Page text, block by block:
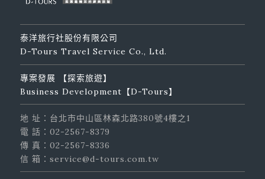
泰洋旅行社股份有限公司
D-Tours Travel Service Co., Ltd.
專案發展 【探索旅遊】
Business Development【D-Tours】
地 址：台北市中山區林森北路380號4樓之1
電 話：02-2567-8379
傳 真：02-2567-8336
信 箱：service@d-tours.com.tw